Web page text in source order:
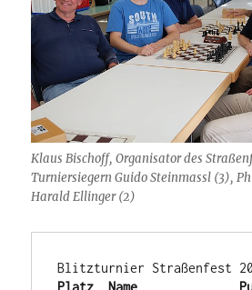
Klaus Bischoff, Organisator des
Turniersiegern Guido Steinmassl (3),
Harald Ellinger (2)